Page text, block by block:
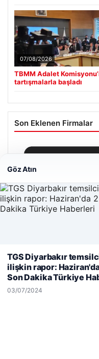
07/08/2026
TBMM Adalet
tartışmalarla başladı
Son Eklenen Firmalar
deneyiminizi
kullanıyoruz.Çerez
Kabul Et
Göz Atın
TGS Diyarbakır
ilişkin rapor:
Son Dakika Türkiye
03/07/2024